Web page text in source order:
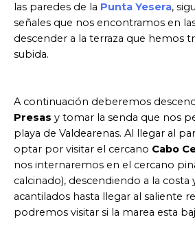
las paredes de la Punta Yesera,
señales que nos encontramos en
descender a la terraza que hemos
subida.
A continuación deberemos
Presas y tomar la senda que nos
playa de Valdearenas. Al llegar al
optar por visitar el cercano Cabo
nos internaremos en el cercano
calcinado), descendiendo a la
acantilados hasta llegar al saliente
podremos visitar si la marea esta